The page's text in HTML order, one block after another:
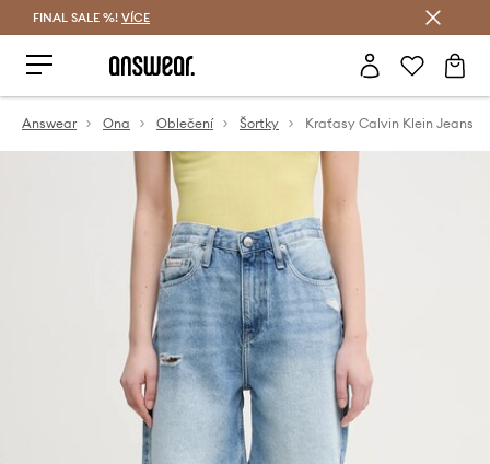
FINAL SALE %! VÍCE
Answear Ona Oblečení Šortky Kraťasy Calvin Klein Jeans